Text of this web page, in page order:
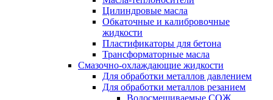
Цилиндровые масла
Обкаточные и калибровочные
жидкости
Пластификаторы для бетона
Трансформаторные масла
Смазочно-охлаждающие жидкости
Для обработки металлов давлением
Для обработки металлов резанием
Водосмешиваемые СОЖ